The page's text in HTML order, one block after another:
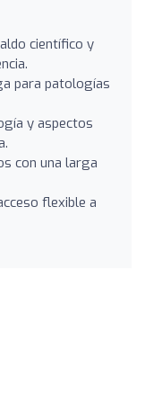
científico y
para patologías
y aspectos
con una larga
flexible a